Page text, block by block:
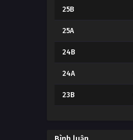
25B
25A
24B
24A
23B
22B